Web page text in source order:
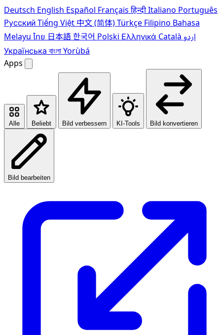
Deutsch English Español Français हिन्दीItaliano Português
PусскийTiếng Việt 中文 (简体)Türkçe Filipino Bahasa
Melayu ไทย 日本語한국어 Polski Ελληνικά Català اردو
Українська বাংলাYorùbá
Apps
Alle Beliebt Bild verbessern KI-Tools Bild konvertieren
Bild bearbeiten